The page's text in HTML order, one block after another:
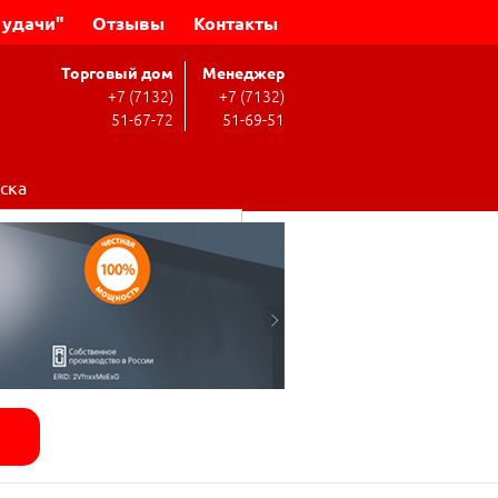
Отзывы Контакты
Поиск
Торговый дом
+7 (7132)
51-67-72
Менеджер
+7 (7132)
51-69-51